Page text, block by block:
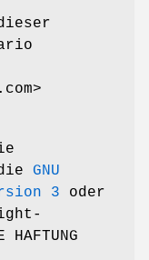
GNU
3 oder